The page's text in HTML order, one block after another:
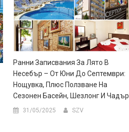
Ранни Записвания За Лято В
Несебър – От Юни До Септември:
Нощувка, Плюс Ползване На
Сезонен Басейн, Шезлонг И Чадър
31/05/2025 SZV